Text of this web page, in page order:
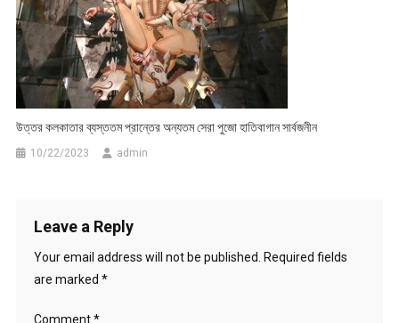
উত্তর কলকাতার ব্যস্ততম প্রান্তের অন্যতম সেরা পুজো হাতিবাগান সার্বজনীন
10/22/2023 admin
Leave a Reply
Your email address will not be published.
Required fields
are marked *
Comment*